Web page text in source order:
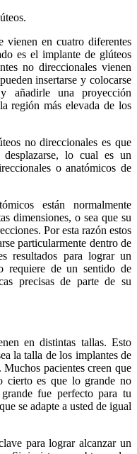
vienen en cuatro diferentes
es el implante de glúteos
no direccionales vienen
insertarse y colocarse
añadirle una proyección
región más elevada de los
no direccionales es que
lo cual es un
o anatómicos de
están normalmente
dimensiones, o sea que su
Por esta razón estos
particularmente dentro de
resultados para lograr un
requiere de un sentido de
precisas de parte de su
en distintas tallas. Esto
la talla de los implantes de
Muchos pacientes creen que
cierto es que lo grande no
fue perfecto para tu
se adapte a usted de igual
para lograr alcanzar un